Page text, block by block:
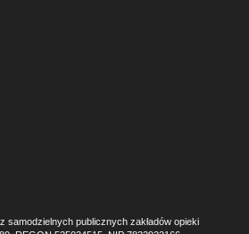
publicznych zakładów opieki